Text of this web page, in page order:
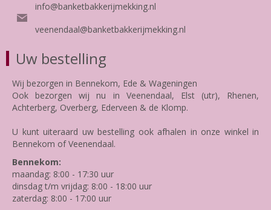
info@banketbakkerijmekking.nl
veenendaal@banketbakkerijmekking.nl
Uw bestelling
Wij bezorgen in Bennekom, Ede & Wageningen
Ook bezorgen wij nu in Veenendaal, Elst (utr), Rhenen,
Achterberg, Overberg, Ederveen & de Klomp.
U kunt uiteraard uw bestelling ook afhalen in onze winkel in
Bennekom of Veenendaal.
Bennekom:
maandag: 8:00 - 17:30 uur
dinsdag t/m vrijdag: 8:00 - 18:00 uur
zaterdag: 8:00 - 17:00 uur